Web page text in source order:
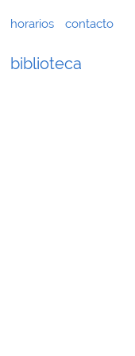
horarios contacto
biblioteca